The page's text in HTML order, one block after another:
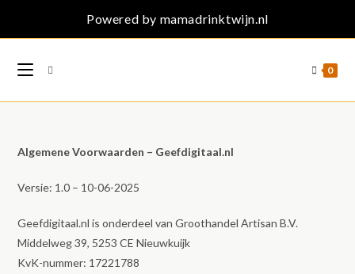
Powered by mamadrinktwijn.nl
0
Algemene Voorwaarden – Geefdigitaal.nl
Versie: 1.0 – 10-06-2025
Geefdigitaal.nl is onderdeel van Groothandel Artisan B.V.
Middelweg 39, 5253 CE Nieuwkuijk
KvK-nummer: 17221788